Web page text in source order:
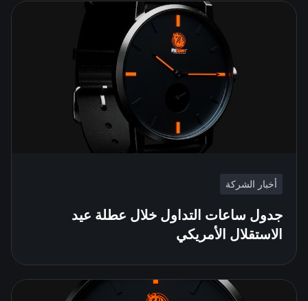
أخبار الشركة
جدول ساعات التداول خلال عطلة عيد
الاستقلال الأمريكي